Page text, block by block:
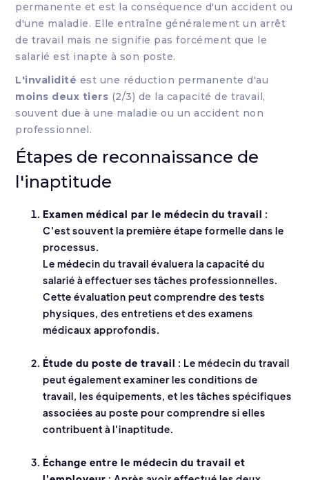
permanente et est la conséquence d'un accident ou
d'une maladie. Elle entraîne généralement un arrêt
de travail mais ne signifie pas forcément que le
salarié est inapte à son poste.
L'invalidité est une réduction permanente d'au
moins deux tiers (2/3) de la capacité de travail,
souvent due à une maladie ou un accident non
professionnel.
Étapes de reconnaissance de
l'inaptitude
Examen médical par le médecin du travail :
C'est souvent la première étape formelle dans le
processus.
Le médecin du travail évaluera la capacité du
salarié à effectuer ses tâches professionnelles.
Cette évaluation peut comprendre des tests
physiques, des entretiens et des examens
médicaux approfondis.
Étude du poste de travail : Le médecin du travail
peut également examiner les conditions de
travail, les équipements, et les tâches spécifiques
associées au poste pour comprendre si elles
contribuent à l'inaptitude.
Échange entre le médecin du travail et